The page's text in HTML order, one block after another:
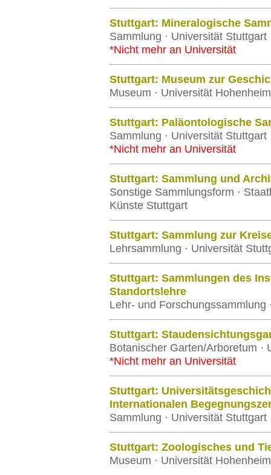
Stuttgart: Mineralogische
Sammlung · Universität Stuttgart
*Nicht mehr an Universität
Stuttgart: Museum zur
Museum · Universität Hohenheim
Stuttgart: Paläontologische
Sammlung · Universität Stuttgart
*Nicht mehr an Universität
Stuttgart: Sammlung und
Sonstige Sammlungsform ·
Künste Stuttgart
Stuttgart: Sammlung zur
Lehrsammlung · Universität
Stuttgart: Sammlungen des
Standortslehre
Lehr- und Forschungssammlung
Stuttgart:
Botanischer Garten/Arboretum ·
*Nicht mehr an Universität
Stuttgart:
Internationalen
Sammlung · Universität Stuttgart
Stuttgart: Zoologisches und
Museum · Universität Hohenheim